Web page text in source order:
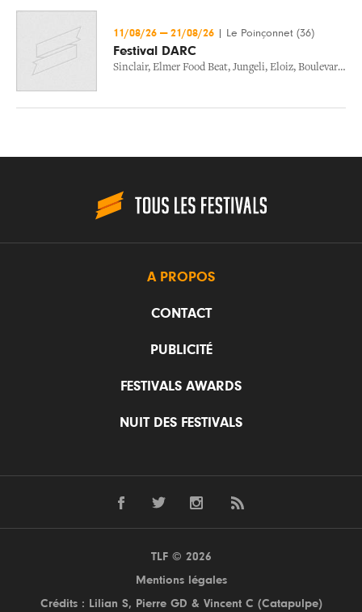
11/08/26 — 21/08/26 Le Poinçonnet (36)
Festival DARC
Sinclair, Elmer Food Beat, Jungeli, Eloiz, Boulevard Des Airs
A PROPOS
CONTACT
PUBLICITÉ
FESTIVALS AWARDS
NUIT DES FESTIVALS
TLF © 2026
Mentions légales
Crédits : Lilian S, Pierre GD & Vincent C (Catapulpe)